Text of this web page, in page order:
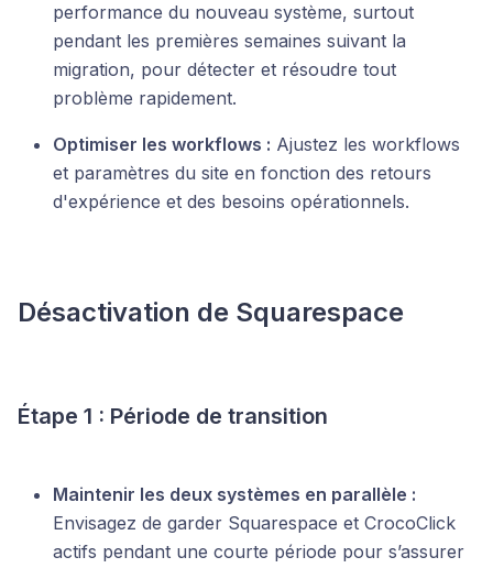
performance du nouveau système, surtout
pendant les premières semaines suivant la
migration, pour détecter et résoudre tout
problème rapidement.
Optimiser les workflows : Ajustez les workflows
et paramètres du site en fonction des retours
d'expérience et des besoins opérationnels.
Désactivation de Squarespace
Étape 1 : Période de transition
Maintenir les deux systèmes en parallèle :
Envisagez de garder Squarespace et CrocoClick
actifs pendant une courte période pour s’assurer